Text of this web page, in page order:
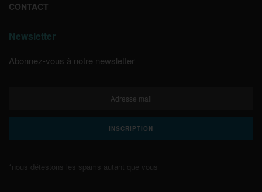
CONTACT
Newsletter
Abonnez-vous à notre newsletter
*nous détestons les spams autant que vous